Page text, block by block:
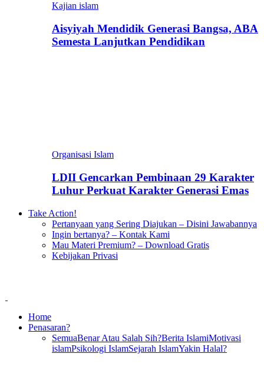
Kajian islam
Aisyiyah Mendidik Generasi Bangsa, ABA
Semesta Lanjutkan Pendidikan
Organisasi Islam
LDII Gencarkan Pembinaan 29 Karakter
Luhur Perkuat Karakter Generasi Emas
Take Action!
Pertanyaan yang Sering Diajukan – Disini Jawabannya
Ingin bertanya? – Kontak Kami
Mau Materi Premium? – Download Gratis
Kebijakan Privasi
Home
Penasaran?
SemuaBenar Atau Salah Sih?Berita IslamiMotivasi
islamPsikologi IslamSejarah IslamYakin Halal?